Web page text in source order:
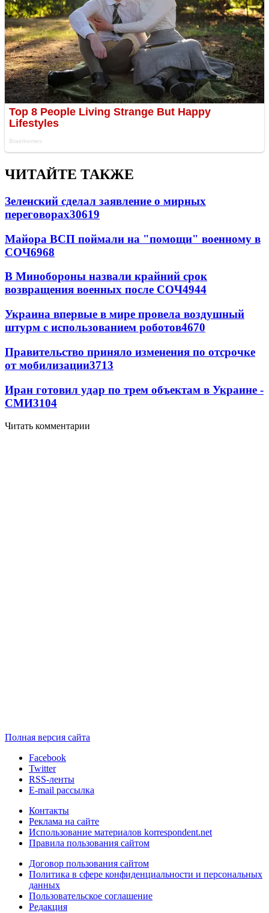
ЧИТАЙТЕ ТАКЖЕ
Зеленский сделал заявление о мирных
переговорах30619
Майора ВСП поймали на "помощи" военному в
СОЧ6968
В Минобороны назвали крайний срок
возвращения военных после СОЧ4944
Украина впервые в мире провела воздушный
штурм с использованием роботов4670
Правительство приняло изменения по отсрочке
от мобилизации3713
Иран готовил удар по трем объектам в Украине -
СМИ3104
Читать комментарии
Полная версия сайта
Facebook
Twitter
RSS-ленты
E-mail рассылка
Контакты
Реклама на сайте
Использование материалов korrespondent.net
Правила пользования сайтом
Договор пользования сайтом
Политика в сфере конфиденциальности и персональных
данных
Пользовательское соглашение
Редакция